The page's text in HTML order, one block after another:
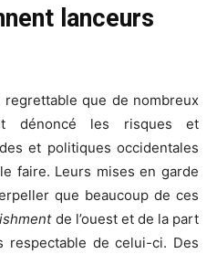
lanceurs
regrettable que de nombreux
dénoncé les risques et
et politiques occidentales
faire. Leurs mises en garde
que beaucoup de ces
de l’ouest et de la part
respectable de celui-ci. Des